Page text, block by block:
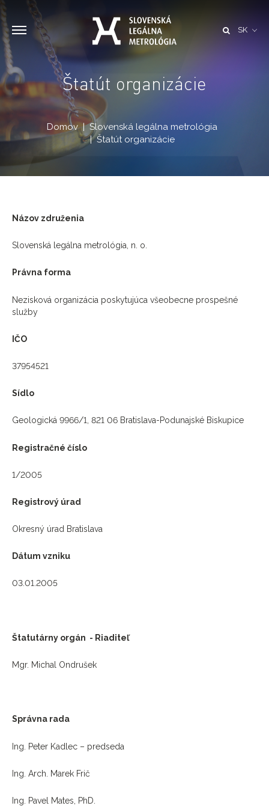
SK
Štatút organizácie
Domov
Slovenská legálna metrológia
Štatút organizácie
Názov združenia
Slovenská legálna metrológia, n. o.
Právna forma
Nezisková organizácia poskytujúca všeobecne prospešné
služby
IČO
37954521
Sídlo
Geologická 9966/1, 821 06 Bratislava-Podunajské Biskupice
Registračné číslo
1/2005
Registrový úrad
Okresný úrad Bratislava
Dátum vzniku
03.01.2005
Štatutárny orgán - Riaditeľ
Mgr. Michal Ondrušek
Správna rada
Ing. Peter Kadlec – predseda
Ing. Arch. Marek Frič
Ing. Pavel Mates, PhD.